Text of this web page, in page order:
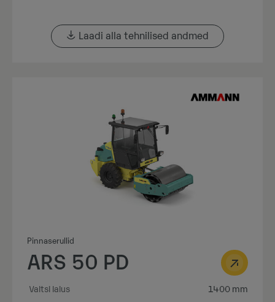
Laadi alla tehnilised andmed
Pinnaserullid
ARS 50 PD
Valtsi laius
1400 mm